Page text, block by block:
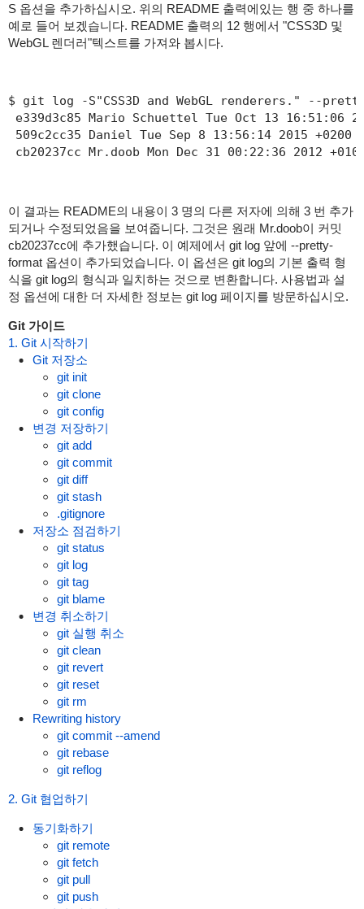
S 옵션을 추가하십시오. 위의 README 출력에있는 행 중 하나를
예로 들어 보겠습니다. README 출력의 12 행에서 "CSS3D 및
WebGL 렌더러"텍스트를 가져와 봅시다.
$ git log -S"CSS3D and WebGL renderers." --
e339d3c85 Mario Schuettel Tue Oct 13 16:51:06
509c2cc35 Daniel Tue Sep 8 13:56:14 2015 +0200
cb20237cc Mr.doob Mon Dec 31 00:22:36 2012
이 결과는 README의 내용이 3 명의 다른 저자에 의해 3 번 추가
되거나 수정되었음을 보여줍니다. 그것은 원래 Mr.doob이 커밋
cb20237cc에 추가했습니다. 이 예제에서 git log 앞에 --pretty-
format 옵션이 추가되었습니다. 이 옵션은 git log의 기본 출력 형
식을 git log의 형식과 일치하는 것으로 변환합니다. 사용법과 설
정 옵션에 대한 더 자세한 정보는 git log 페이지를 방문하십시오.
Git 가이드
1. Git 시작하기
Git 저장소
git init
git clone
git config
변경 저장하기
git add
git commit
git diff
git stash
.gitignore
저장소 점검하기
git status
git log
git tag
git blame
변경 취소하기
git 실행 취소
git clean
git revert
git reset
git rm
Rewriting history
git commit --amend
git rebase
git reflog
2. Git 협업하기
동기화하기
git remote
git fetch
git pull
git push